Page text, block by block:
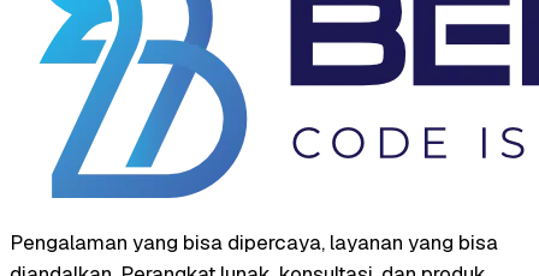
Pengalaman yang bisa dipercaya, layanan yang bisa